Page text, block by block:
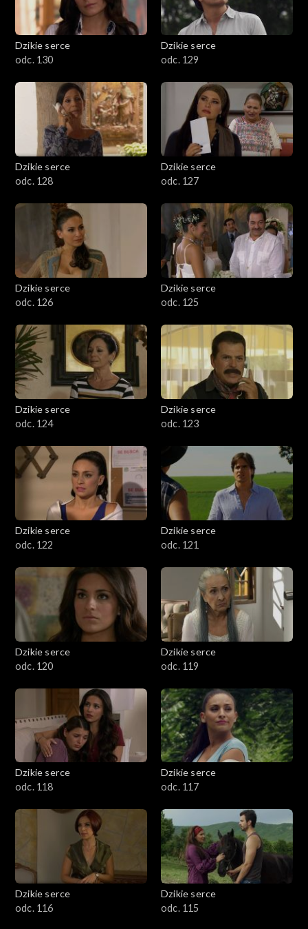
Dzikie serce
odc. 130
Dzikie serce
odc. 129
Dzikie serce
odc. 128
Dzikie serce
odc. 127
Dzikie serce
odc. 126
Dzikie serce
odc. 125
Dzikie serce
odc. 124
Dzikie serce
odc. 123
Dzikie serce
odc. 122
Dzikie serce
odc. 121
Dzikie serce
odc. 120
Dzikie serce
odc. 119
Dzikie serce
odc. 118
Dzikie serce
odc. 117
Dzikie serce
odc. 116
Dzikie serce
odc. 115